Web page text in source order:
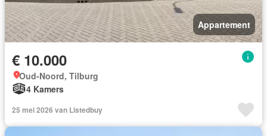
Appartement
€ 10.000
Oud-Noord, Tilburg
4 Kamers
25 mei 2026 van Listedbuy